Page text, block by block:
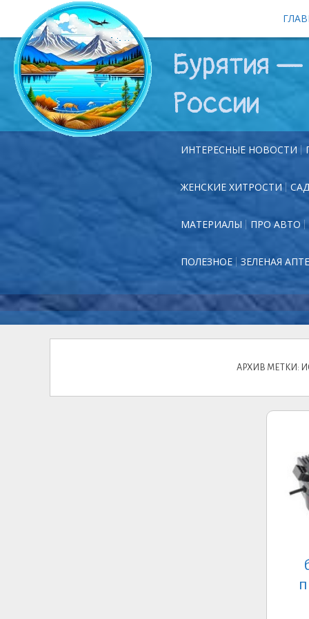
Бурятия —
России
ИНТЕРЕСНЫЕ НОВОСТИ
ЖЕНСКИЕ ХИТРОСТИ
МАТЕРИАЛЫ ПРО АВТО
ПОЛЕЗНОЕ ЗЕЛЕНАЯ
АРХИВ МЕТКИ: